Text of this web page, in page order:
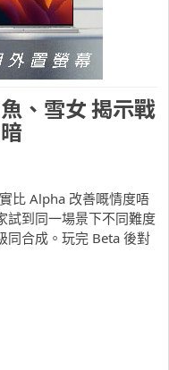
、雪女 揭示戰
比 Alpha 改善嘅情度唔
試到同一場景下不同難度
同合成。玩完 Beta 後對